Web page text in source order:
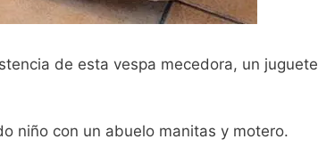
de esta vespa mecedora, un juguete
niño con un abuelo manitas y motero.